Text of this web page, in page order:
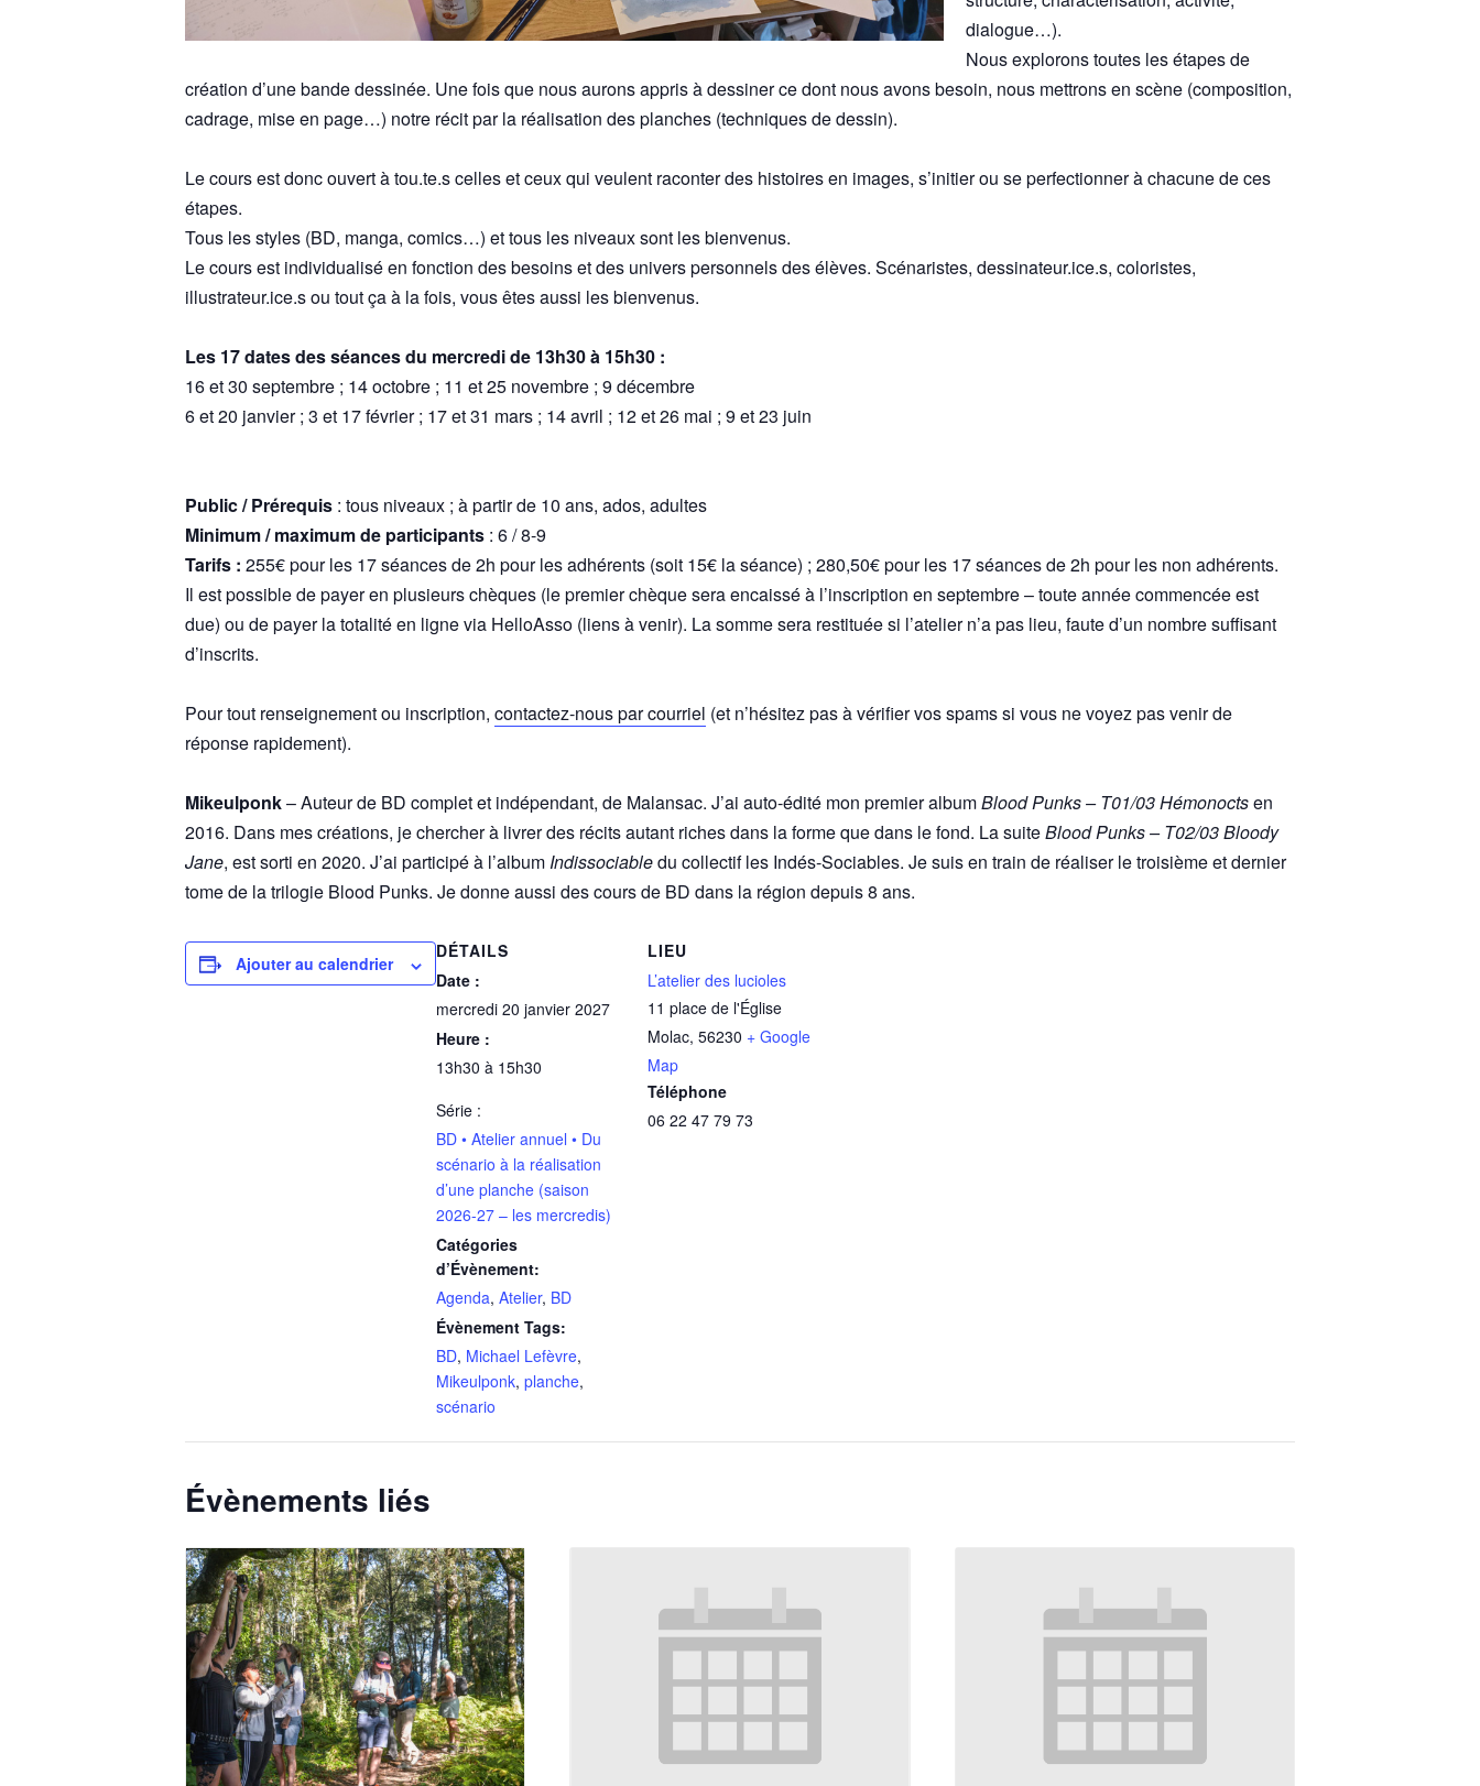
dialogue…).
Nous explorons toutes les étapes de
création d’une bande dessinée. Une fois que nous aurons appris à dessiner ce dont nous avons besoin, nous mettrons en scène (composition,
cadrage, mise en page…) notre récit par la réalisation des planches (techniques de dessin).
Le cours est donc ouvert à tou.te.s celles et ceux qui veulent raconter des histoires en images, s’initier ou se perfectionner à chacune de ces
étapes.
Tous les styles (BD, manga, comics…) et tous les niveaux sont les bienvenus.
Le cours est individualisé en fonction des besoins et des univers personnels des élèves. Scénaristes, dessinateur.ice.s, coloristes,
illustrateur.ice.s ou tout ça à la fois, vous êtes aussi les bienvenus.
Les 17 dates des séances du mercredi de 13h30 à 15h30 :
16 et 30 septembre ; 14 octobre ; 11 et 25 novembre ; 9 décembre
6 et 20 janvier ; 3 et 17 février ; 17 et 31 mars ; 14 avril ; 12 et 26 mai ; 9 et 23 juin
Public / Prérequis : tous niveaux ; à partir de 10 ans, ados, adultes
Minimum / maximum de participants : 6 / 8-9
Tarifs : 255€ pour les 17 séances de 2h pour les adhérents (soit 15€ la séance) ; 280,50€ pour les 17 séances de 2h pour les non adhérents.
Il est possible de payer en plusieurs chèques (le premier chèque sera encaissé à l’inscription en septembre – toute année commencée est
due) ou de payer la totalité en ligne via HelloAsso (liens à venir). La somme sera restituée si l’atelier n’a pas lieu, faute d’un nombre suffisant
d’inscrits.
Pour tout renseignement ou inscription, contactez-nous par courriel (et n’hésitez pas à vérifier vos spams si vous ne voyez pas venir de
réponse rapidement).
Mikeulponk– Auteur de BD complet et indépendant, de Malansac. J’ai auto-édité mon premier albumBlood Punks – T01/03 Hémonoctsen
2016. Dans mes créations, je chercher à livrer des récits autant riches dans la forme que dans le fond. La suiteBlood Punks – T02/03 Bloody
Jane, est sorti en 2020. J’ai participé à l’album Indissociabledu collectif les Indés-Sociables. Je suis en train de réaliser le troisième et dernier
tome de la trilogie Blood Punks. Je donne aussi des cours de BD dans la région depuis 8 ans.
Ajouter au calendrier
DÉTAILS
Date :
mercredi 20 janvier 2027
Heure :
13h30 à 15h30
Série :
BD • Atelier annuel • Du
scénario à la réalisation
d’une planche (saison
2026-27 – les mercredis)
Catégories
d’Évènement:
Agenda, Atelier, BD
Évènement Tags:
BD, Michael Lefèvre,
Mikeulponk, planche,
scénario
LIEU
L’atelier des lucioles
11 place de l'Église
Molac, 56230 + Google
Map
Téléphone
06 22 47 79 73
Évènements liés